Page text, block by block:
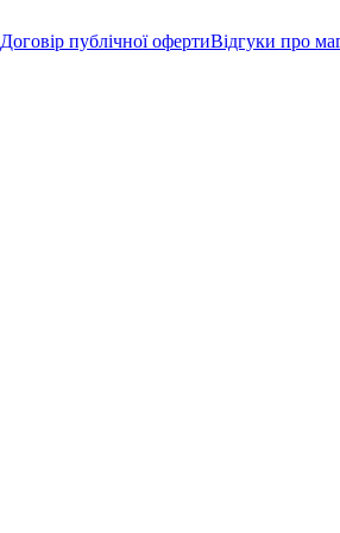
Договір публічної офертиВідгуки про